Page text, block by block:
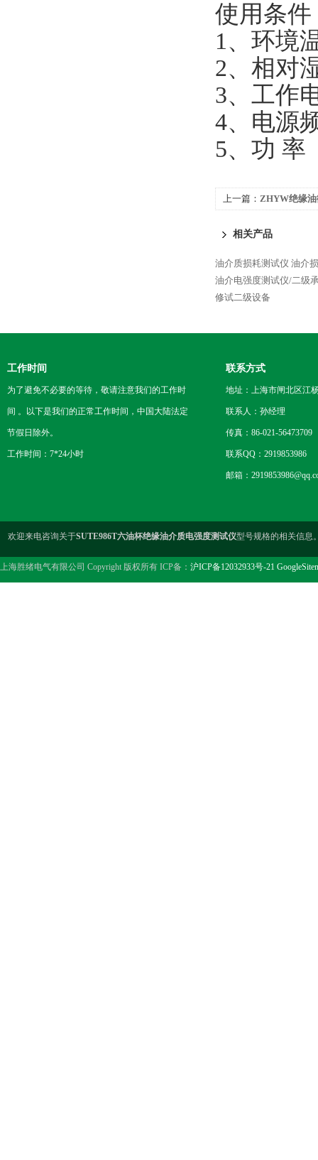
使用条件
1、环
2、相
3、工
4、电
5、功
上一篇： ZHYW绝缘
相关产品
油介质损耗测试仪 油介
油介电强度测试仪/二级
修试二级设备
工作时间
为了避免不必要的等待，敬请注意我们的工作时
间 。以下是我们的正常工作时间，中国大陆法定
节假日除外。
工作时间：7*24小时
联系方式
地址：上海市闸北区江
联系人：孙经理
传真：86-021-56473709
联系QQ：2919853986
邮箱：
欢迎来电咨询关于SUTE986T六油杯绝缘油介质电强度测试仪型号规格的相关信息
上海胜绪电气有限公司 Copyright 版权所有 ICP备： 沪ICP备12032933号-21